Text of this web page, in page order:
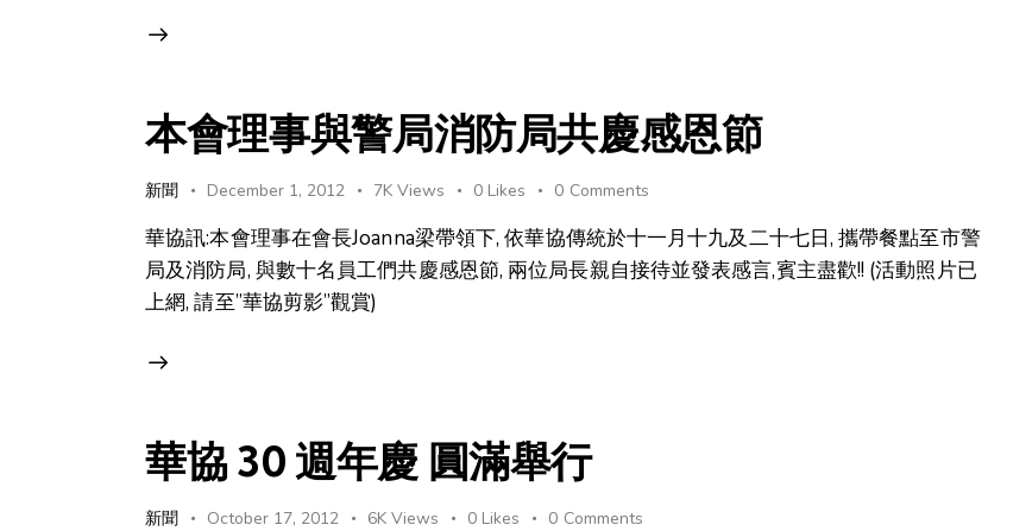
本會理事與警局消防局共慶感恩節
新聞 December 1, 2012 7K Views 0 Likes 0 Comments
華協訊:本會理事在會長Joanna梁帶領下, 依華協傳統於十一月十九及二十七日, 攜帶餐點至市警
局及消防局, 與數十名員工們共慶感恩節, 兩位局長親自接待並發表感言,賓主盡歡!! (活動照片已
上網, 請至”華協剪影”觀賞)
華協 30 週年慶 圓滿舉行
新聞 October 17, 2012 6K Views 0 Likes 0 Comments